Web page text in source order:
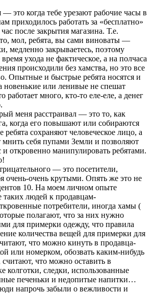
это когда тебе урезают рабочие часы в
приходилось работать за «бесплатно»
после закрытия магазина. Т.е.
мол, ребята, вы сами виноваты —
медленно закрываетесь, поэтому
ухода не фактическое, а на полчаса
происходили без хамства, но это все
Опытные и быстрые ребята носятся и
новенькие или ленивые не спешат
работает много, кто-то еле-еле, а денег
меня расстраивал — это то, как
когда его повышают или собираются
сохраняют человеческое лицо, а
себя пупами Земли и позволяют
откровенно манипулировать ребятами.
— это посетители,
очень-очень крутыми. Опять же это не
10. На моем личном опыте
таких людей к продавцам-
потребители, иногда хамы (
полагают, что за них нужно
для примерки одежду, что правила
количества вещей для примерки для
что можно кинуть в продавца-
или номерком, обозвать каким-нибудь
что можно оставить в
колготки, следки, использованные
печеньки и недопитые напитки…
напрочь забыли о вежливости и